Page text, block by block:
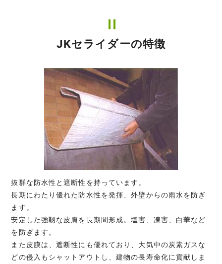
JKセライダーの特徴
抜群な防水性と遮断性を持っています。
長期にわたり優れた防水性を発揮、外壁からの雨水を防ぎ
ます。
安定した強靱な皮膚を長期間形成。塩害、凍害、白華など
を防ぎます。
また皮膜は、遮断性にも優れており、大気中の炭素ガスな
どの侵入もシャットアウトし、建物の長寿命化に貢献しま